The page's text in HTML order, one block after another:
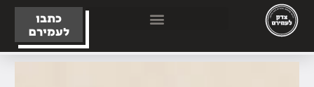
כתבו
לעמירם